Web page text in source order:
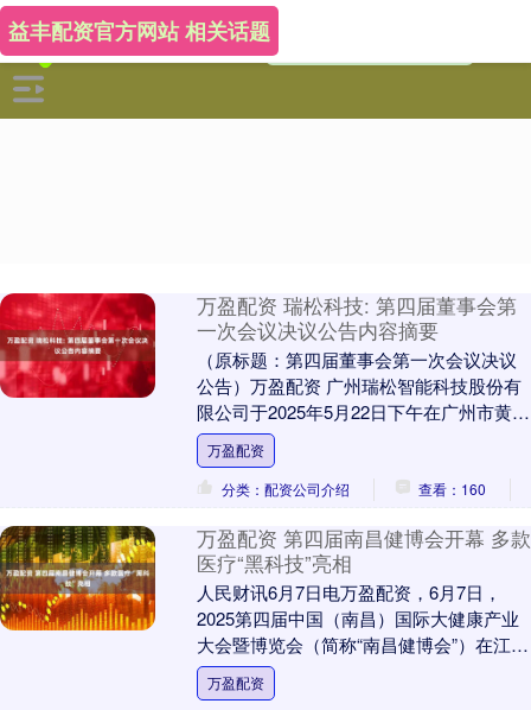
益丰配资官方网站 相关话题
万盈配资 瑞松科技: 第四届董事会第
一次会议决议公告内容摘要
（原标题：第四届董事会第一次会议决议
公告）万盈配资 广州瑞松智能科技股份有
限公司于2025年5月22日下午在广州市黄埔
区召开了第四届董事会第一次会议，会议
由董事....
万盈配资
分类：配资公司介绍
查看：160
万盈配资 第四届南昌健博会开幕 多款
医疗“黑科技”亮相
人民财讯6月7日电万盈配资，6月7日，
2025第四届中国（南昌）国际大健康产业
大会暨博览会（简称“南昌健博会”）在江西
省南昌市红谷滩区开幕。作为本次展会的
一大亮....
万盈配资